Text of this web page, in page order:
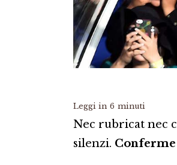
Leggi in 6 minuti
Nec rubricat nec
silenzi. Conferme